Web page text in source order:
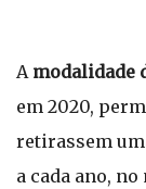
A modalidade
em 2020,
retirassem
a cada ano,